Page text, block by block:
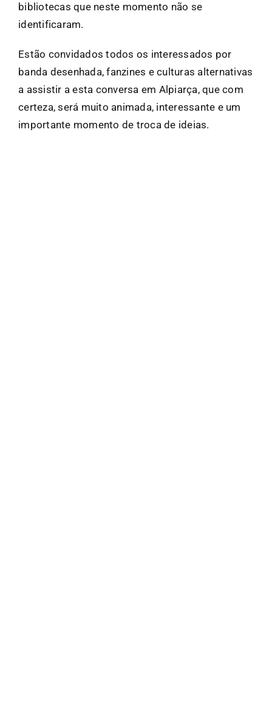
bibliotecas que neste momento não se
identificaram.
Estão convidados todos os interessados por
banda desenhada, fanzines e culturas alternativas
a assistir a esta conversa em Alpiarça, que com
certeza, será muito animada, interessante e um
importante momento de troca de ideias.